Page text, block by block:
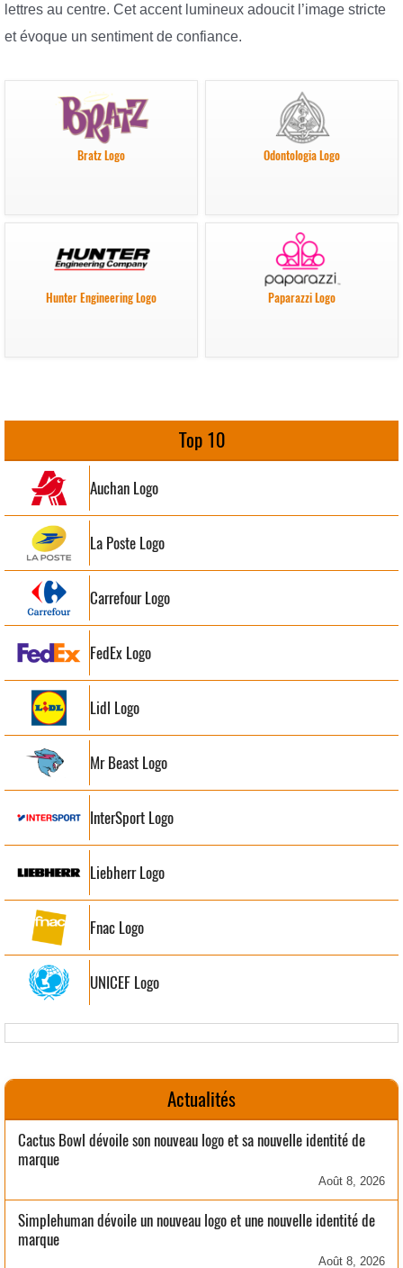
lettres au centre. Cet accent lumineux adoucit l’image stricte
et évoque un sentiment de confiance.
Bratz Logo Odontologia Logo
Hunter Engineering Logo Paparazzi Logo
Top 10
Auchan Logo
La Poste Logo
Carrefour Logo
FedEx Logo
Lidl Logo
Mr Beast Logo
InterSport Logo
Liebherr Logo
Fnac Logo
UNICEF Logo
Actualités
Cactus Bowl dévoile son nouveau logo et sa nouvelle identité de
marque
Août 8, 2026
Simplehuman dévoile un nouveau logo et une nouvelle identité de
marque
Août 8, 2026